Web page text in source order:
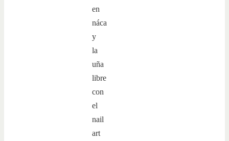
en
náca
y
la
uña
libre
con
el
nail
art